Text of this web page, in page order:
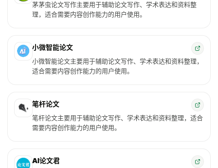
茅茅虫论文写作主要用于辅助论文写作、学术表达和资料整
理，适合需要内容创作能力的用户使用。
小微智能论文
小微智能论文主要用于辅助论文写作、学术表达和资料整理，
适合需要内容创作能力的用户使用。
笔杆论文
笔杆论文主要用于辅助论文写作、学术表达和资料整理，适合
需要内容创作能力的用户使用。
AI论文君